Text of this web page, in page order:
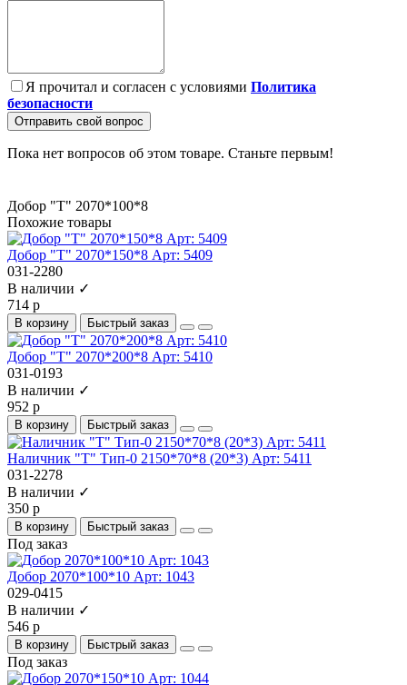
Я прочитал и согласен с условиями Политика
безопасности
Отправить свой вопрос
Пока нет вопросов об этом товаре. Станьте первым!
Добор "Т" 2070*100*8
Похожие товары
Добор "Т" 2070*150*8 Арт: 5409
031-2280
В наличии ✓
714 р
В корзину Быстрый заказ
Добор "Т" 2070*200*8 Арт: 5410
031-0193
В наличии ✓
952 р
В корзину Быстрый заказ
Наличник "Т" Тип-0 2150*70*8 (20*3) Арт: 5411
031-2278
В наличии ✓
350 р
В корзину Быстрый заказ
Под заказ
Добор 2070*100*10 Арт: 1043
029-0415
В наличии ✓
546 р
В корзину Быстрый заказ
Под заказ